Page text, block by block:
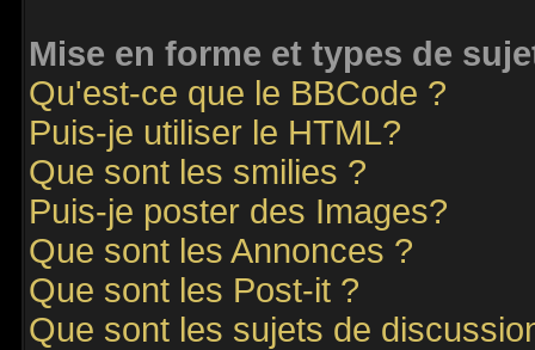
Mise en forme et types de
Qu'est-ce que le BBCode ?
Puis-je utiliser le HTML?
Que sont les smilies ?
Puis-je poster des Images?
Que sont les Annonces ?
Que sont les Post-it ?
Que sont les sujets de